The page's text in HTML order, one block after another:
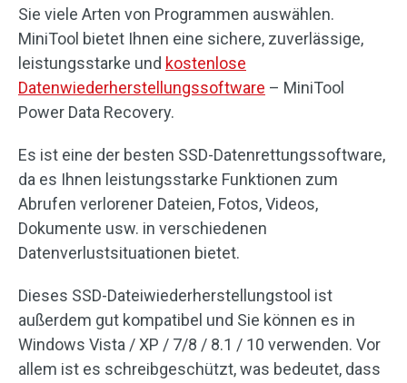
Sie viele Arten von Programmen auswählen.
MiniTool bietet Ihnen eine sichere, zuverlässige,
leistungsstarke und kostenlose
Datenwiederherstellungssoftware – MiniTool
Power Data Recovery.
Es ist eine der besten SSD-Datenrettungssoftware,
da es Ihnen leistungsstarke Funktionen zum
Abrufen verlorener Dateien, Fotos, Videos,
Dokumente usw. in verschiedenen
Datenverlustsituationen bietet.
Dieses SSD-Dateiwiederherstellungstool ist
außerdem gut kompatibel und Sie können es in
Windows Vista / XP / 7/8 / 8.1 / 10 verwenden. Vor
allem ist es schreibgeschützt, was bedeutet, dass